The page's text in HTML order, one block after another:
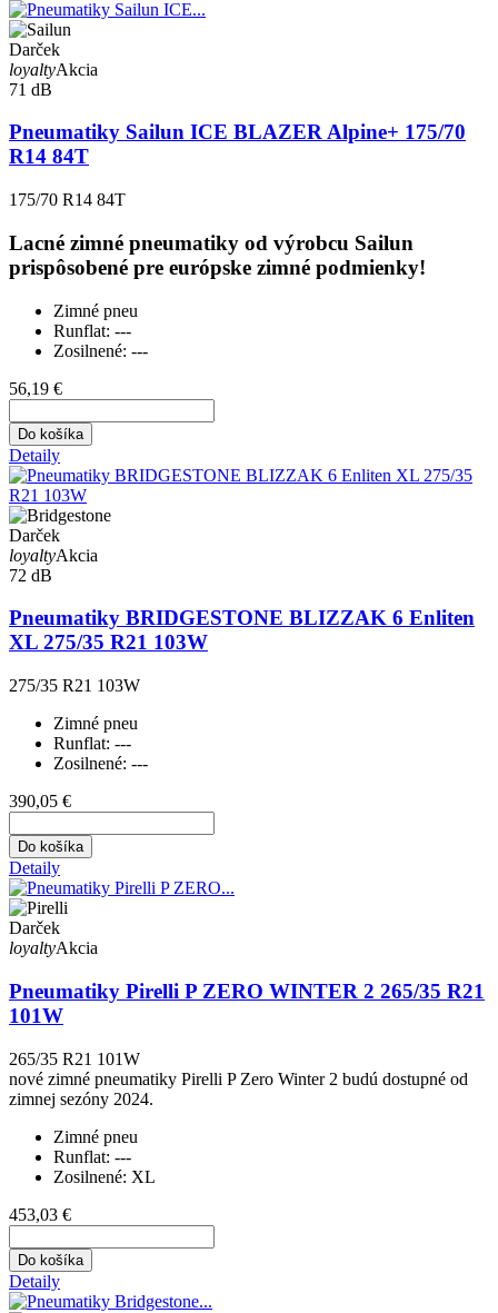
Darček
loyaltyAkcia
71 dB
Pneumatiky Sailun ICE BLAZER Alpine+ 175/70
R14 84T
175/70 R14 84T
Lacné zimné pneumatiky od výrobcu Sailun
prispôsobené pre európske zimné podmienky!
Zimné pneu
Runflat: ---
Zosilnené: ---
56,19 €
Do košíka
Detaily
Darček
loyaltyAkcia
72 dB
Pneumatiky BRIDGESTONE BLIZZAK 6 Enliten
XL 275/35 R21 103W
275/35 R21 103W
Zimné pneu
Runflat: ---
Zosilnené: ---
390,05 €
Do košíka
Detaily
Darček
loyaltyAkcia
Pneumatiky Pirelli P ZERO WINTER 2 265/35 R21
101W
265/35 R21 101W
nové zimné pneumatiky Pirelli P Zero Winter 2 budú dostupné od
zimnej sezóny 2024.
Zimné pneu
Runflat: ---
Zosilnené: XL
453,03 €
Do košíka
Detaily